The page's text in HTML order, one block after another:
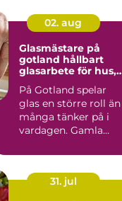
02. aug
Glasmästare på
gotland hållbart
glasarbete för hus,
kulturmiljöer
På Gotland spelar
glas en större roll än
många tänker på i
vardagen. Gamla
föns...
31. jul